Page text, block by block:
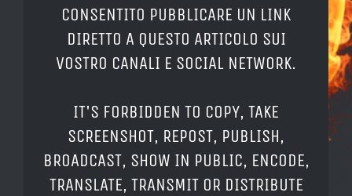
CONSENTITO PUBBLICARE UN LINK
DIRETTO A QUESTO ARTICOLO SUI
VOSTRO CANALI E SOCIAL NETWORK.
IT'S FORBIDDEN TO COPY, TAKE
SCREENSHOT, REPOST, PUBLISH,
BROADCAST, SHOW IN PUBLIC, ENCODE,
TRANSLATE, TRANSMIT OR DISTRIBUTE